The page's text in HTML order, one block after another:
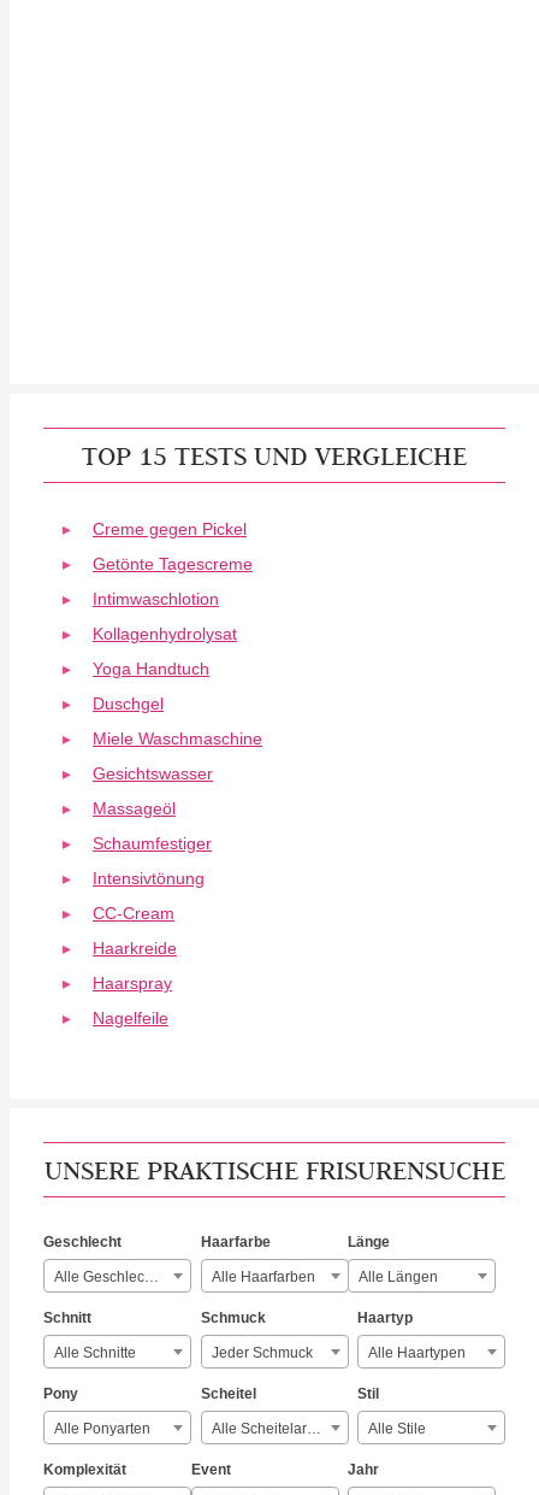
TOP 15 TESTS UND VERGLEICHE
Creme gegen Pickel
Getönte Tagescreme
Intimwaschlotion
Kollagenhydrolysat
Yoga Handtuch
Duschgel
Miele Waschmaschine
Gesichtswasser
Massageöl
Schaumfestiger
Intensivtönung
CC-Cream
Haarkreide
Haarspray
Nagelfeile
UNSERE PRAKTISCHE FRISURENSUCHE
Geschlecht
Alle Geschlechter
Haarfarbe
Alle Haarfarben
Länge
Alle Längen
Schnitt
Alle Schnitte
Schmuck
Jeder Schmuck
Haartyp
Alle Haartypen
Pony
Alle Ponyarten
Scheitel
Alle Scheitelarten
Stil
Alle Stile
Komplexität Event Jahr